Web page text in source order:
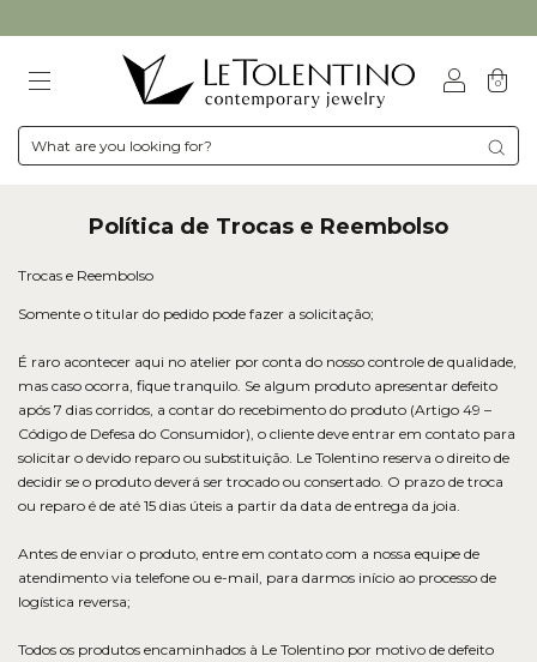
0
Política de Trocas e Reembolso
Trocas e Reembolso
Somente o titular do pedido pode fazer a solicitação;
É raro acontecer aqui no atelier por conta do nosso controle de qualidade,
mas caso ocorra, fique tranquilo. Se algum produto apresentar defeito
após 7 dias corridos, a contar do recebimento do produto (Artigo 49 –
Código de Defesa do Consumidor), o cliente deve entrar em contato para
solicitar o devido reparo ou substituição.​ Le Tolentino reserva o direito de
decidir se o produto deverá ser trocado ou consertado. O prazo de troca
ou reparo é de até 15 dias úteis a partir da data de entrega da joia.
Antes de enviar o produto, entre em contato com a nossa equipe de
atendimento via telefone ou e-mail, para darmos início ao processo de
logística reversa;
Todos os produtos encaminhados à Le Tolentino por motivo de defeito